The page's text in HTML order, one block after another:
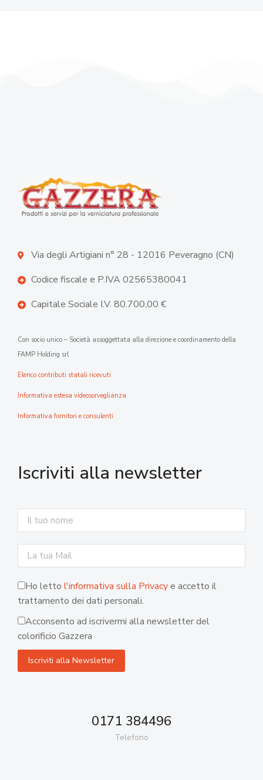
Via degli Artigiani n° 28 - 12016 Peveragno (CN)
Codice fiscale e P.IVA 02565380041
Capitale Sociale I.V. 80.700,00 €
Con socio unico – Società assoggettata alla direzione e coordinamento della
FAMP Holding srl
Elenco contributi statali ricevuti
Informativa estesa videosorveglianza
Informativa fornitori e consulenti
Iscriviti alla newsletter
Ho letto l'informativa sulla Privacye accetto il
trattamento dei dati personali.
Acconsento ad iscrivermi alla newsletter del
colorificio Gazzera
0171 384496
Telefono